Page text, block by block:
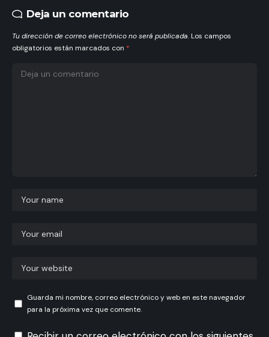
Deja un comentario
Tu dirección de correo electrónico no será publicada. Los campos
obligatorios están marcados con *
Guarda mi nombre, correo electrónico y web en este navegador
para la próxima vez que comente.